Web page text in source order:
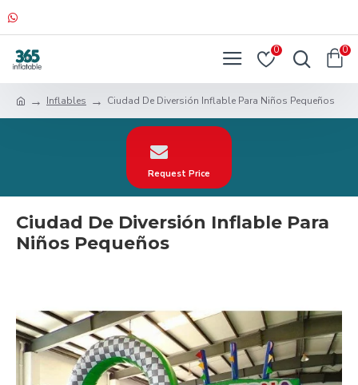
0 0
Inflables Ciudad De Diversión Inflable Para Niños Pequeños
Request Price
Ciudad De Diversión Inflable Para
Niños Pequeños